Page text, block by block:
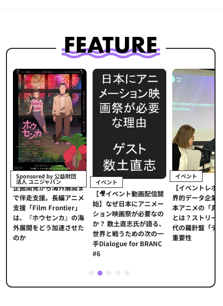
Sponsored by 公益財団
法人 ユニジャパン
企画開発から海外展開ま
で伴走支援。長編アニメ
支援「Film Frontier」
は、『ホウセンカ』の海
外展開をどう加速させた
のか
イベント
【🎥イベント動画配信開
始】なぜ日本にアニメー
ション映画祭が必要なの
か？ 数土直志氏が語る、
世界と戦うための次の一
手Dialogue for BRANC
#6
イベント
【イベントレポ
界的データ企業
本アニメの「真
とは？ストリー
代の羅針盤「デ
重要性
2